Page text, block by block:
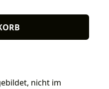
nicht im